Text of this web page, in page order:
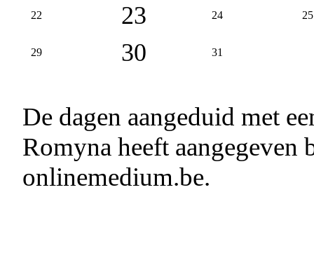
22 23 24 25
29 30 31
De dagen aangeduid met
Romyna heeft aangegeven
onlinemedium.be.